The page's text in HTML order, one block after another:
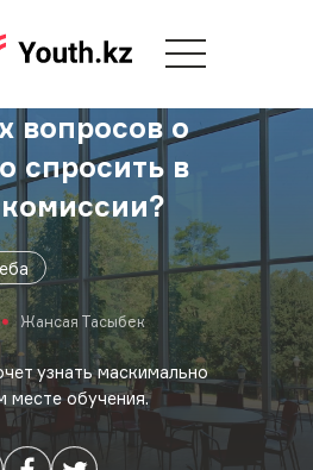
вопросов о
спросить в
Жансая Тасыбек
узнать маскимально
обучения.